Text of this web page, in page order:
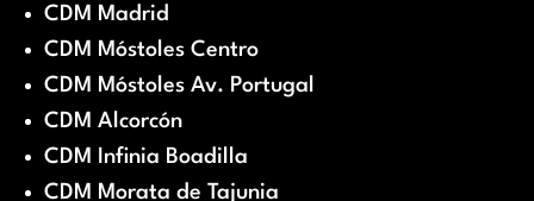
CDM Madrid
CDM Móstoles Centro
CDM Móstoles Av. Portugal
CDM Alcorcón
CDM Infinia Boadilla
CDM Morata de Tajunia